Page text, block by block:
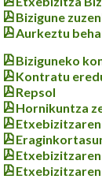
Bizigune
Aurkeztu
Biziguneko
Kontratu
Repsol
Hornikuntza